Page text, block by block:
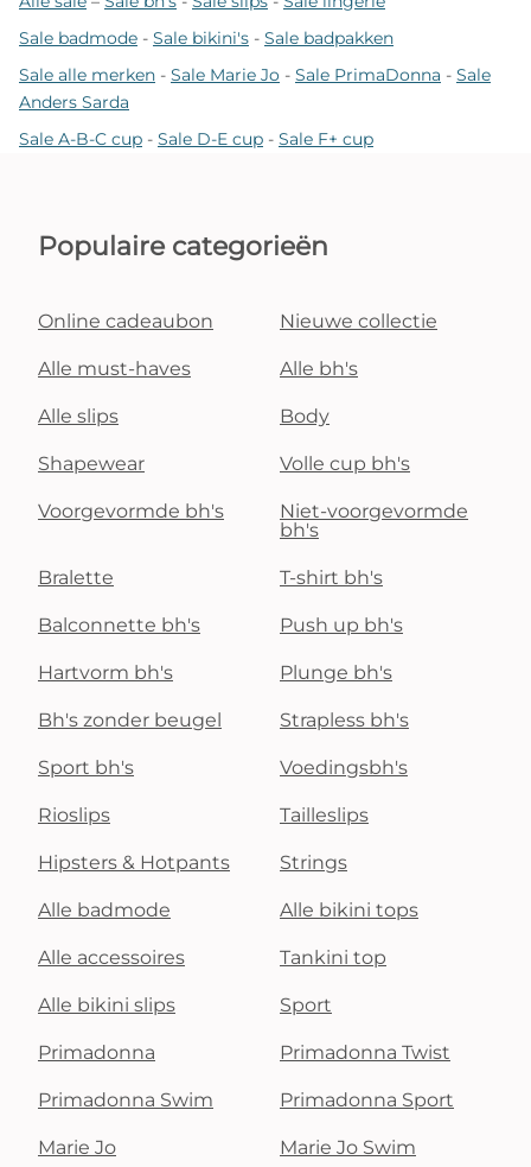
Sale badmode - Sale bikini's - Sale badpakken
Sale alle merken - Sale Marie Jo - Sale PrimaDonna - Sale
Anders Sarda
Sale A-B-C cup - Sale D-E cup - Sale F+ cup
Populaire categorieën
Online cadeaubon Nieuwe collectie
Alle must-haves Alle bh's
Alle slips Body
Shapewear Volle cup bh's
Voorgevormde bh's
Niet-voorgevormde
bh's
Bralette T-shirt bh's
Balconnette bh's Push up bh's
Hartvorm bh's Plunge bh's
Bh's zonder beugel Strapless bh's
Sport bh's Voedingsbh's
Rioslips Tailleslips
Hipsters & Hotpants Strings
Alle badmode Alle bikini tops
Alle accessoires Tankini top
Alle bikini slips Sport
Primadonna Primadonna Twist
Primadonna Swim Primadonna Sport
Marie Jo Marie Jo Swim